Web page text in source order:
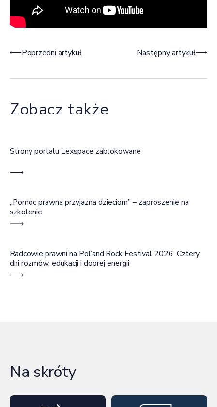
Nawigacja wpisu
Poprzedni artykuł Następny artykuł
Zobacz także
Strony portalu Lexspace zablokowane
„Pomoc prawna przyjazna dzieciom” – zaproszenie na
szkolenie
Radcowie prawni na Pol’and’Rock Festival 2026. Cztery
dni rozmów, edukacji i dobrej energii
Na skróty